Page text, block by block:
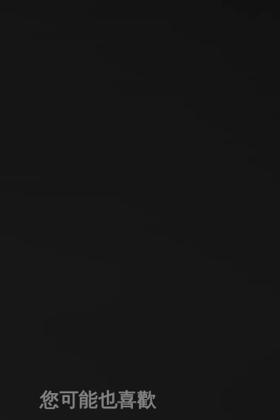
您可能也喜歡